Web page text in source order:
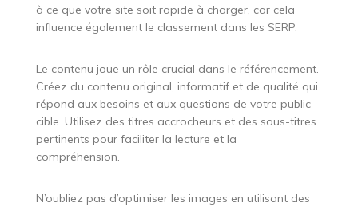
à ce que votre site soit rapide à charger, car cela
influence également le classement dans les SERP.
Le contenu joue un rôle crucial dans le référencement.
Créez du contenu original, informatif et de qualité qui
répond aux besoins et aux questions de votre public
cible. Utilisez des titres accrocheurs et des sous-titres
pertinents pour faciliter la lecture et la
compréhension.
N’oubliez pas d’optimiser les images en utilisant des